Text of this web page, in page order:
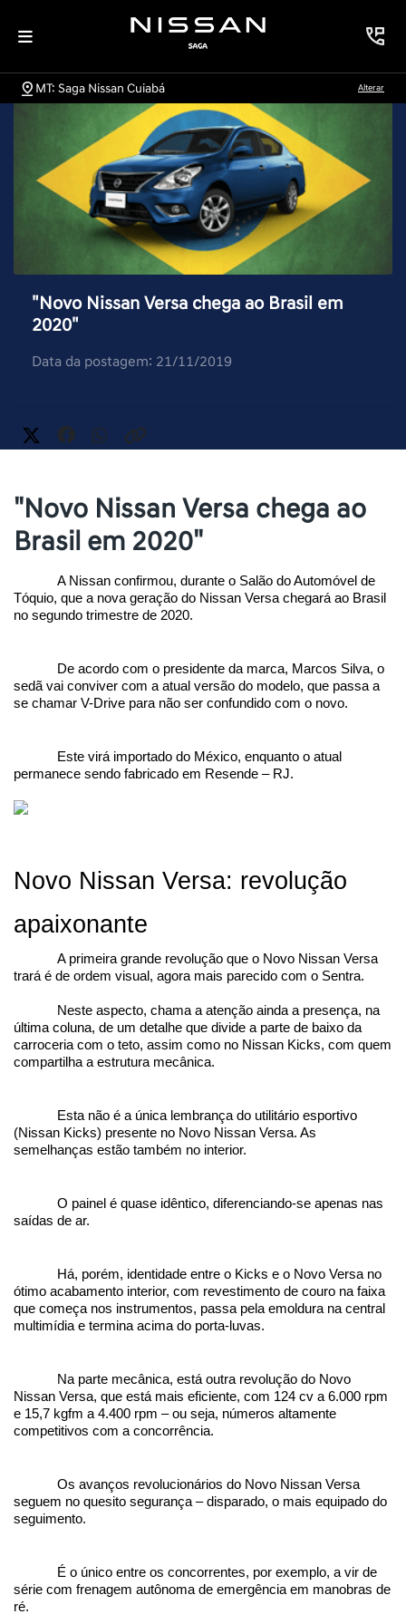
MT: Saga Nissan Cuiabá Alterar
"Novo Nissan Versa chega ao Brasil em
2020"
Data da postagem: 21/11/2019
"Novo Nissan Versa chega ao
Brasil em 2020"
A Nissan confirmou, durante o Salão do Automóvel de
Tóquio, que a nova geração do Nissan Versa chegará ao Brasil
no segundo trimestre de 2020.
De acordo com o presidente da marca, Marcos Silva, o
sedã vai conviver com a atual versão do modelo, que passa a
se chamar V-Drive para não ser confundido com o novo.
Este virá importado do México, enquanto o atual
permanece sendo fabricado em Resende – RJ.
Novo Nissan Versa: revolução
apaixonante
A primeira grande revolução que o Novo Nissan Versa
trará é de ordem visual, agora mais parecido com o Sentra.
Neste aspecto, chama a atenção ainda a presença, na
última coluna, de um detalhe que divide a parte de baixo da
carroceria com o teto, assim como no Nissan Kicks, com quem
compartilha a estrutura mecânica.
Esta não é a única lembrança do utilitário esportivo
(Nissan Kicks) presente no Novo Nissan Versa. As
semelhanças estão também no interior.
O painel é quase idêntico, diferenciando-se apenas nas
saídas de ar.
Há, porém, identidade entre o Kicks e o Novo Versa no
ótimo acabamento interior, com revestimento de couro na faixa
que começa nos instrumentos, passa pela emoldura na central
multimídia e termina acima do porta-luvas.
Na parte mecânica, está outra revolução do Novo
Nissan Versa, que está mais eficiente, com 124 cv a 6.000 rpm
e 15,7 kgfm a 4.400 rpm – ou seja, números altamente
competitivos com a concorrência.
Os avanços revolucionários do Novo Nissan Versa
seguem no quesito segurança – disparado, o mais equipado do
seguimento.
É o único entre os concorrentes, por exemplo, a vir de
série com frenagem autônoma de emergência em manobras de
ré.